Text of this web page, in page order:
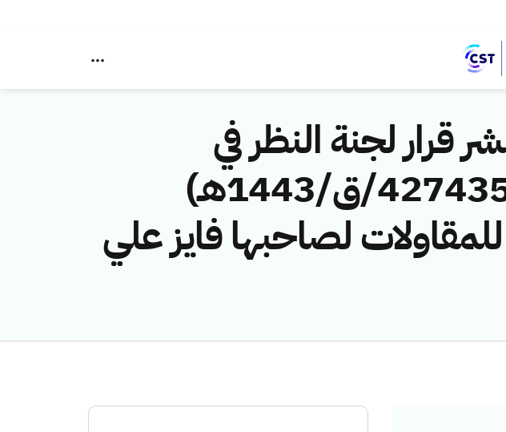
قرار لجنة النظر في
مخالفات نظام الاتصالات رقم (42743525/ق/1443هـ)
لصاحبها فايز علي